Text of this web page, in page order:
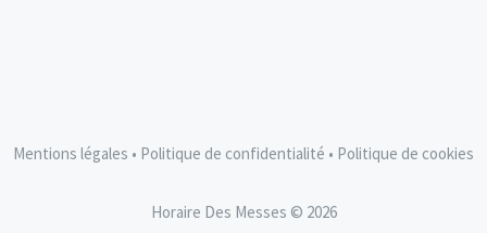
Mentions légales • Politique de confidentialité • Politique de cookies
Horaire Des Messes © 2026